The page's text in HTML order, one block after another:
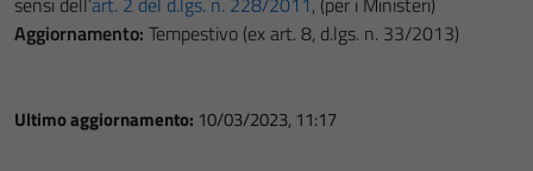
Aggiornamento: Tempestivo (ex art. 8, d.lgs. n. 33/2013)
Ultimo aggiornamento: 10/03/2023, 11:17